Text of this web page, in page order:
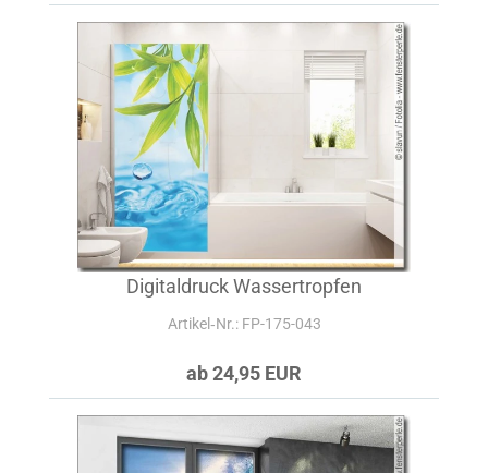
Digitaldruck Wassertropfen
Artikel‑Nr.: FP-175-043
ab 24,95 EUR